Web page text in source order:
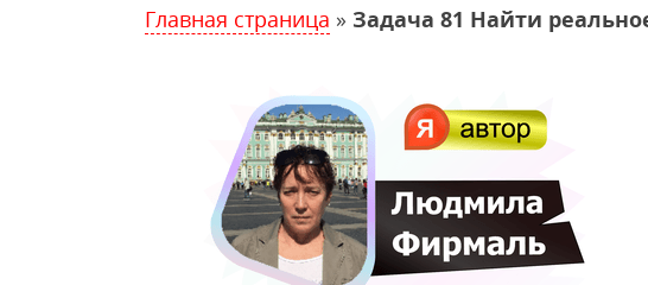
Главная страница » Задача 81 Найти